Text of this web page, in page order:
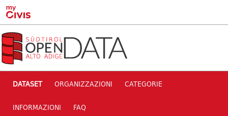
Skip to main content
DATASET ORGANIZZAZIONI CATEGORIE
INFORMAZIONI FAQ